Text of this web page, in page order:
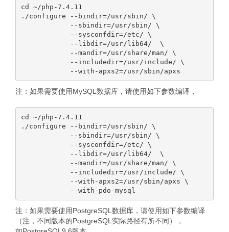
cd ~/php-7.4.11
./configure --bindir=/usr/sbin/ \
            --sbindir=/usr/sbin/ \
            --sysconfdir=/etc/ \
            --libdir=/usr/lib64/  \
            --mandir=/usr/share/man/ \
            --includedir=/usr/include/ \
注：如果需要使用MySQL数据库，请使用如下参数编译，
cd ~/php-7.4.11
./configure --bindir=/usr/sbin/ \
            --sbindir=/usr/sbin/ \
            --sysconfdir=/etc/ \
            --libdir=/usr/lib64/  \
            --mandir=/usr/share/man/ \
            --includedir=/usr/include/ \
            --with-apxs2=/usr/sbin/apxs \
注：如果需要使用PostgreSQL数据库，请使用如下参数编译
（注，不同版本的PostgreSQL实际路径有所不同），